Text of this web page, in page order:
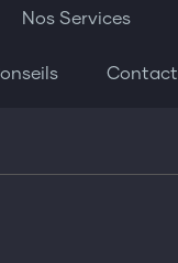
Nos Services
Contact